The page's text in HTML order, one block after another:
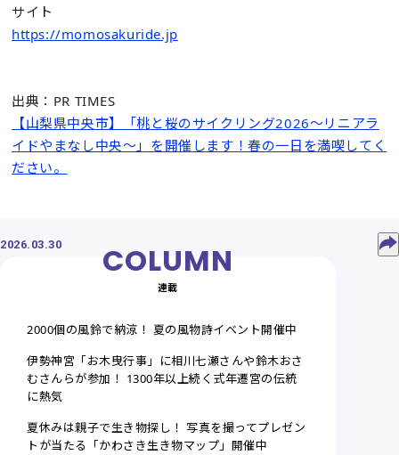
サイト
https://momosakuride.jp
出典：PR TIMES
【山梨県中央市】「桃と桜のサイクリング2026～リニアラ
イドやまなし中央～」を開催します！春の一日を満喫してく
ださい。
2026.03.30
連載
2000個の風鈴で納涼！ 夏の風物詩イベント開催中
伊勢神宮「お木曳行事」に相川七瀬さんや鈴木おさ
むさんらが参加！ 1300年以上続く式年遷宮の伝統
に熱気
夏休みは親子で生き物探し！ 写真を撮ってプレゼン
トが当たる「かわさき生き物マップ」開催中